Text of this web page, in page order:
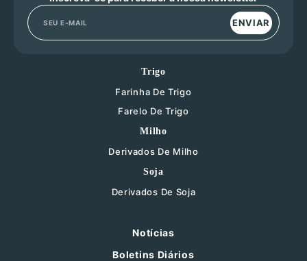
ENVIAR
Trigo
Farinha De Trigo
Farelo De Trigo
Milho
Derivados De Milho
Soja
Derivados De Soja
Notícias
Boletins Diários